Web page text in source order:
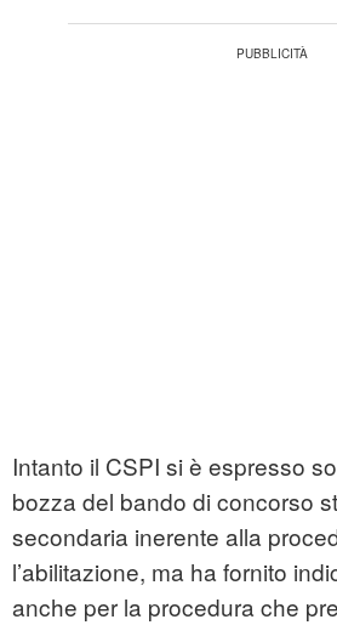
Intanto il CSPI si è espresso
bozza del bando di concorso
secondaria inerente alla
l’abilitazione, ma ha fornito
anche per la procedura che